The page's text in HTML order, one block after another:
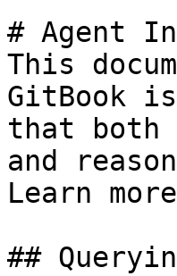
# Agent
This
GitBook
that both
and
Learn
##